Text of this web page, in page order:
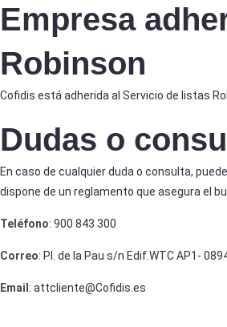
Empresa
Robinson
Cofidis está adherida al Servicio de listas
Dudas o
En caso de cualquier duda o consulta,
dispone de un reglamento que asegura el
Teléfono: 900 843 300
Correo: Pl. de la Pau s/n Edif.WTC AP1-
Email: attcliente@Cofidis.es